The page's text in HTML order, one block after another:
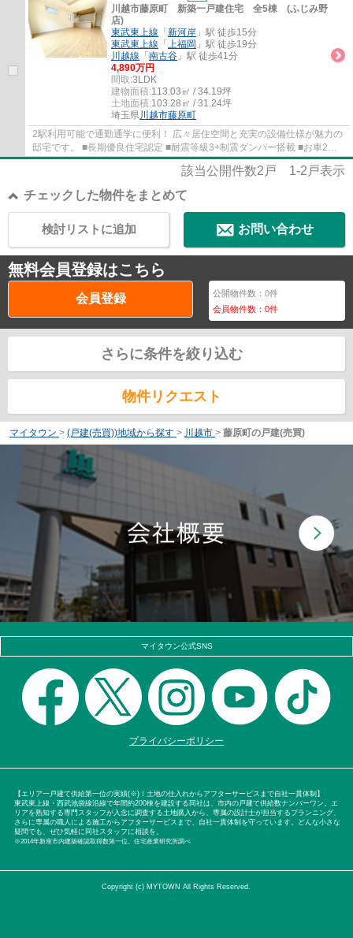
川越市藤原町 新築一戸建住宅 全5棟 (ふじみ野
店)
東武東上線 「 新河岸 」駅 徒歩15分
東武東上線 「 上福岡 」駅 徒歩19分
川越線 「 南古谷 」駅 徒歩41分
4,890万円
間取:3LDK
建物面積:113.03㎡ / 34.19坪
土地面積:103.28㎡ / 31.24坪
埼玉県川越市藤原町
2駅利用可能で通勤通学に便利！ 広々居住空間と充実の設備仕様が魅力の
邸宅です。 ■長期優良住宅認定 ■耐震等級3+制震ダンパー搭載 ■お車2台
並列駐車可 ■LDK20帖の大空間 ■将来的に4L...
該当公開件数2 戸 1-2 戸表示
チェックした物件をまとめて
お問い合わせ
検討リストに追加
無料会員登録はこちら
会員登録 公開物件数：0件
会員物件数：0件
さらに条件を絞り込む
物件リクエスト
マイタウン > (戸建(売買))地域から探す > 川越市 > 藤原町の戸建(売買)
マイタウン公式SNS
プライバシーポリシー
【エリア一戸建て供給第一位の実績(※)！土地の仕入れからアフターサービスまで自社一貫体制】
東武東上線・西武池袋線沿線で年間約200棟を建設する同社は、市内の戸建て供給数ナンバーワン。エ
リアを熟知する専門スタッフが入念に調査する土地購入から、専属の設計士が担当するプランニング、
さらに専属の職人による施工からアフターサービスまで、自社一貫体制を守っています。どんな小さな
疑問でも、ぜひ気軽に同社スタッフに相談を。
※2014年新座市内建築確認取得数第一位。住宅産業研究所調べ
Copyright (c) MYTOWN All Rights Reserved.